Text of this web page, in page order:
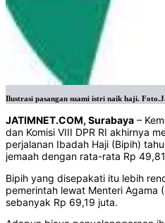
Ilustrasi pasangan suami istri naik haji.
JATIMNET.COM, Surabaya –
dan Komisi VIII DPR RI akhirnya
perjalanan Ibadah Haji (Bipih)
jemaah dengan rata-rata Rp
Bipih yang disepakati itu lebih
pemerintah lewat Menteri Agama
sebanyak Rp 69,19 juta.